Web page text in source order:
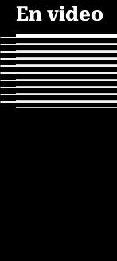
En video